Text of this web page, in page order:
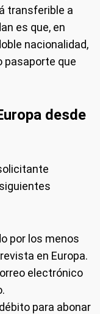
transferible a
es que, en
nacionalidad,
pasaporte que
desde
por los menos
en Europa.
electrónico
para abonar